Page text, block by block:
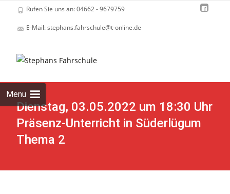
Rufen Sie uns an: 04662 - 9679759
E-Mail: stephans.fahrschule@t-online.de
Menu
Dienstag, 03.05.2022 um 18:30 Uhr
Präsenz-Unterricht in Süderlügum
Thema 2